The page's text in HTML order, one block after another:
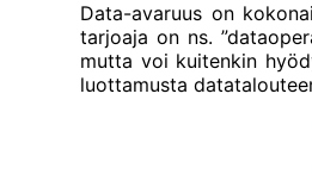
Data-avaruus on
tarjoaja on ns.
mutta voi kuitenkin
luottamusta